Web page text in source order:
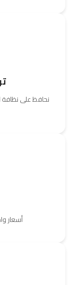
نحافظ على نظافة
أسعار